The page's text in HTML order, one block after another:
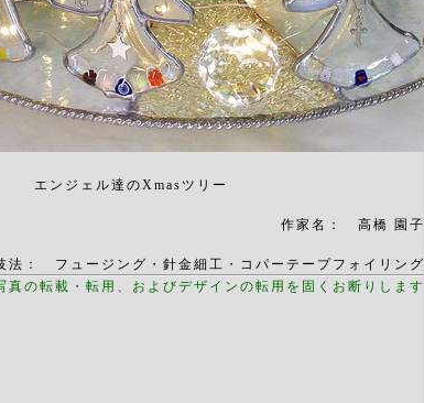
エンジェル達のXmasツリー
作家名： 高橋 園子
法： フュージング・針金細工・コパーテープフォイリング
の転載・転用、およびデザインの転用を固くお断りします